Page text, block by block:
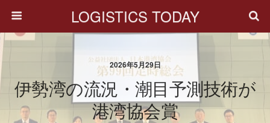
LOGISTICS TODAY
2026年5月29日
伊勢湾の流況・潮目予測技術が
港湾協会賞